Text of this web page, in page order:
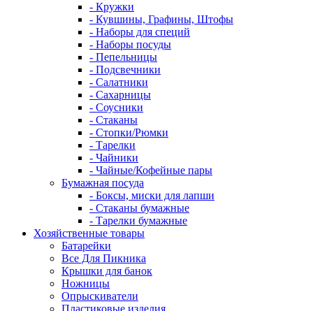
- Кружки
- Кувшины, Графины, Штофы
- Наборы для специй
- Наборы посуды
- Пепельницы
- Подсвечники
- Салатники
- Сахарницы
- Соусники
- Стаканы
- Стопки/Рюмки
- Тарелки
- Чайники
- Чайные/Кофейные пары
Бумажная посуда
- Боксы, миски для лапши
- Стаканы бумажные
- Тарелки бумажные
Хозяйственные товары
Батарейки
Все Для Пикника
Крышки для банок
Ножницы
Опрыскиватели
Пластиковые изделия